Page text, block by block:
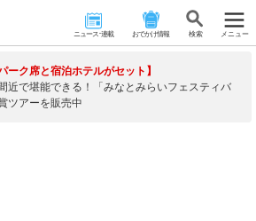
ニュース･連載 おでかけ情報 検 索 メニュー
ーク席と宿泊ホテルがセット】
近で堪能できる！「みなとみらいフェスティバ
ツアーを販売中